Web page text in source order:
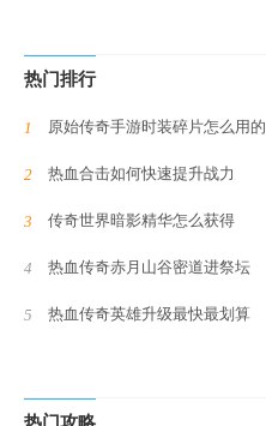
热门排行
原始传奇手游时装碎片怎么用的
热血合击如何快速提升战力
传奇世界暗影精华怎么获得
热血传奇赤月山谷密道进祭坛
热血传奇英雄升级最快最划算